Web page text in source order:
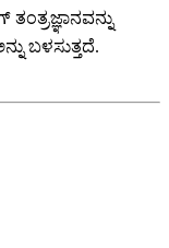
ಬಳಸುತ್ತದೆ.